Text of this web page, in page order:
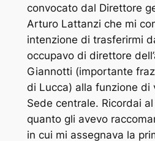
convocato dal Direttore
Arturo Lattanzi che mi
intenzione di trasferirmi
occupavo di direttore
Giannotti (importante
di Lucca) alla funzione di
Sede centrale. Ricordai
quanto gli avevo
in cui mi assegnava la